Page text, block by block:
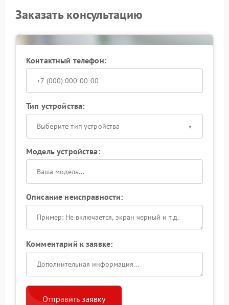
Заказать консультацию
Контактный телефон:
Тип устройства:
Выберите тип устройства
Модель устройства:
Описание неисправности:
Комментарий к заявке:
Отправить заявку